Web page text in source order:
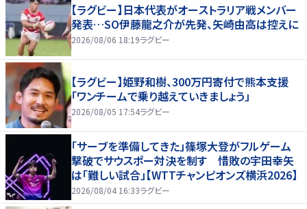
【ラグビー】日本代表がオーストラリア戦メンバー
発表…SO伊藤龍之介が先発、矢崎由高は控えに
2026/08/06 18:19ラグビー
【ラグビー】姫野和樹、300万円寄付で熊本支援
「ワンチームで乗り越えていきましょう」
2026/08/05 17:54ラグビー
「サーブを準備してきた」篠塚大登がフルゲーム
撃破でサウスポー対決を制す 惜敗の宇田幸矢
は「難しい試合」【WTTチャンピオンズ横浜2026】
2026/08/04 16:33ラグビー